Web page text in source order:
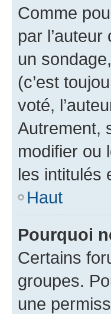
Comme
par
un
(c’est
voté,
Autrement,
modifier ou
les intitulés
Haut
Pourquoi
Certains
groupes.
une